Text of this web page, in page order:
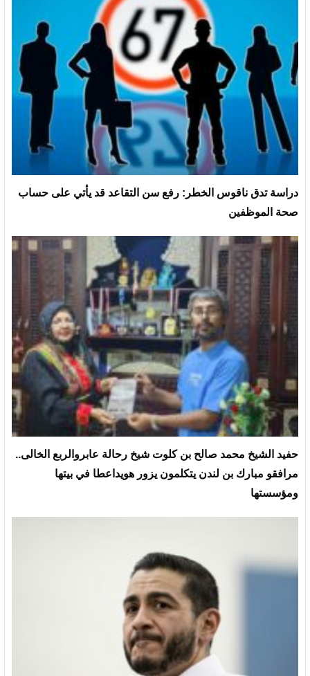
دراسة تدق ناقوس الخطر: رفع سن التقاعد قد يأتي على حساب
صحة الموظفين
حفيد الشيخ محمد صالح بن كلوت شيخ رحالة عابروالربع الخالى..
مرافقو مبارك بن لندن يتكلمون يزور هويداعطا في بيتها
ومؤسستها